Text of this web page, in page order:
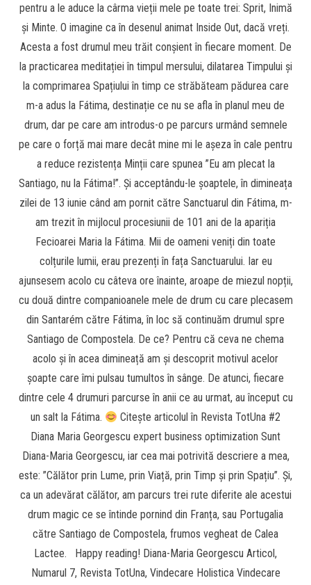
pentru a le aduce la cârma vieții mele pe toate trei: Sprit, Inimă
și Minte. O imagine ca în desenul animat Inside Out, dacă vreți.
Acesta a fost drumul meu trăit conșient în fiecare moment. De
la practicarea meditației în timpul mersului, dilatarea Timpului și
la comprimarea Spațiului în timp ce străbăteam pădurea care
m-a adus la Fátima, destinație ce nu se afla în planul meu de
drum, dar pe care am introdus-o pe parcurs urmând semnele
pe care o forță mai mare decât mine mi le așeza în cale pentru
a reduce rezistența Minții care spunea ”Eu am plecat la
Santiago, nu la Fátima!”. Și acceptându-le șoaptele, în dimineața
zilei de 13 iunie când am pornit către Sanctuarul din Fátima, m-
am trezit în mijlocul procesiunii de 101 ani de la apariția
Fecioarei Maria la Fátima. Mii de oameni veniți din toate
colțurile lumii, erau prezenți în fața Sanctuarului. Iar eu
ajunsesem acolo cu câteva ore înainte, aroape de miezul nopții,
cu două dintre companioanele mele de drum cu care plecasem
din Santarém către Fátima, în loc să continuăm drumul spre
Santiago de Compostela. De ce? Pentru că ceva ne chema
acolo și în acea dimineață am și descoprit motivul acelor
șoapte care îmi pulsau tumultos în sânge. De atunci, fiecare
dintre cele 4 drumuri parcurse în anii ce au urmat, au început cu
un salt la Fátima.
Citește articolul în Revista TotUna #2
Diana Maria Georgescu expert business optimization Sunt
Diana-Maria Georgescu, iar cea mai potrivită descriere a mea,
este: ”Călător prin Lume, prin Viață, prin Timp și prin Spațiu”. Și,
ca un adevărat călător, am parcurs trei rute diferite ale acestui
drum magic ce se întinde pornind din Franța, sau Portugalia
către Santiago de Compostela, frumos vegheat de Calea
Lactee. Happy reading! Diana-Maria Georgescu Articol,
Numarul 7, Revista TotUna, Vindecare Holistica Vindecare